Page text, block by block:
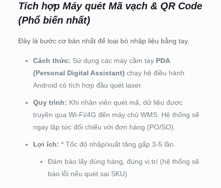
Tích hợp Máy quét Mã vạch & QR Code
(Phổ biến nhất)
Đây là bước cơ bản nhất để loại bỏ nhập liệu bằng tay.
Cách thức: Sử dụng các máy cầm tay PDA
(Personal Digital Assistant) chạy hệ điều hành
Android có tích hợp đầu quét laser.
Quy trình: Khi nhân viên quét mã, dữ liệu được
truyền qua Wi-Fi/4G đến máy chủ WMS. Hệ thống sẽ
ngay lập tức đối chiếu với đơn hàng (PO/SO).
Lợi ích: * Tốc độ nhập/xuất tăng gấp 3-5 lần.
Đảm bảo lấy đúng hàng, đúng vị trí (hệ thống sẽ
báo lỗi nếu quét sai SKU).